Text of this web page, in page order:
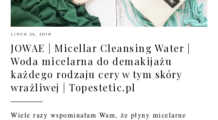
LIPCA 25, 2019
JOWAE | Micellar Cleansing Water |
Woda micelarna do demakijażu
każdego rodzaju cery w tym skóry
wrażliwej | Topestetic.pl
Wiele razy wspominałam Wam, że płyny micelarne